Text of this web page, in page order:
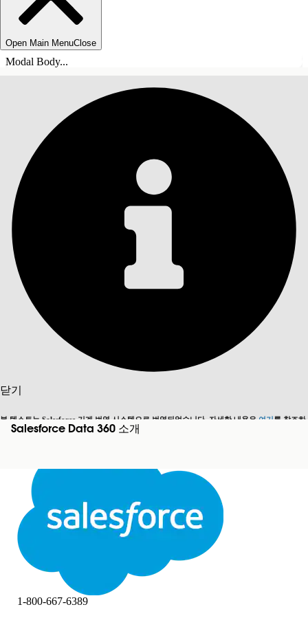
Open Main MenuClose
Modal Body...
닫기
본 텍스트는 Salesforce 기계 번역 시스템으로 번역되었습니다. 자세한 내용은 여기를 참조하
세요.
영어로 전환 지금 안 함
닫기
Salesforce Data 360 소개
1-800-667-6389